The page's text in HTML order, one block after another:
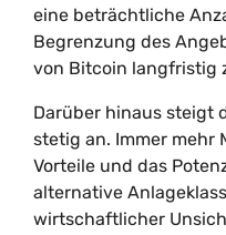
eine beträchtliche
Begrenzung des
von Bitcoin langfristig
Darüber hinaus steigt
stetig an. Immer mehr
Vorteile und das
alternative
wirtschaftlicher